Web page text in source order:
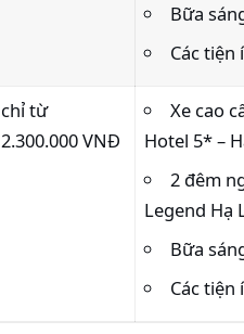
Bữa
Các
chỉ từ
2.300.000 VNĐ
Xe cao
Hotel 5* –
2 đêm
Legend Hạ
Bữa
Các